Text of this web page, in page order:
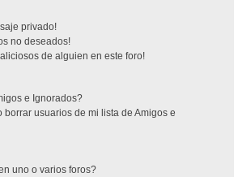
privado!
no deseados!
de alguien en este foro!
e Ignorados?
usuarios de mi lista de Amigos e
uno o varios foros?